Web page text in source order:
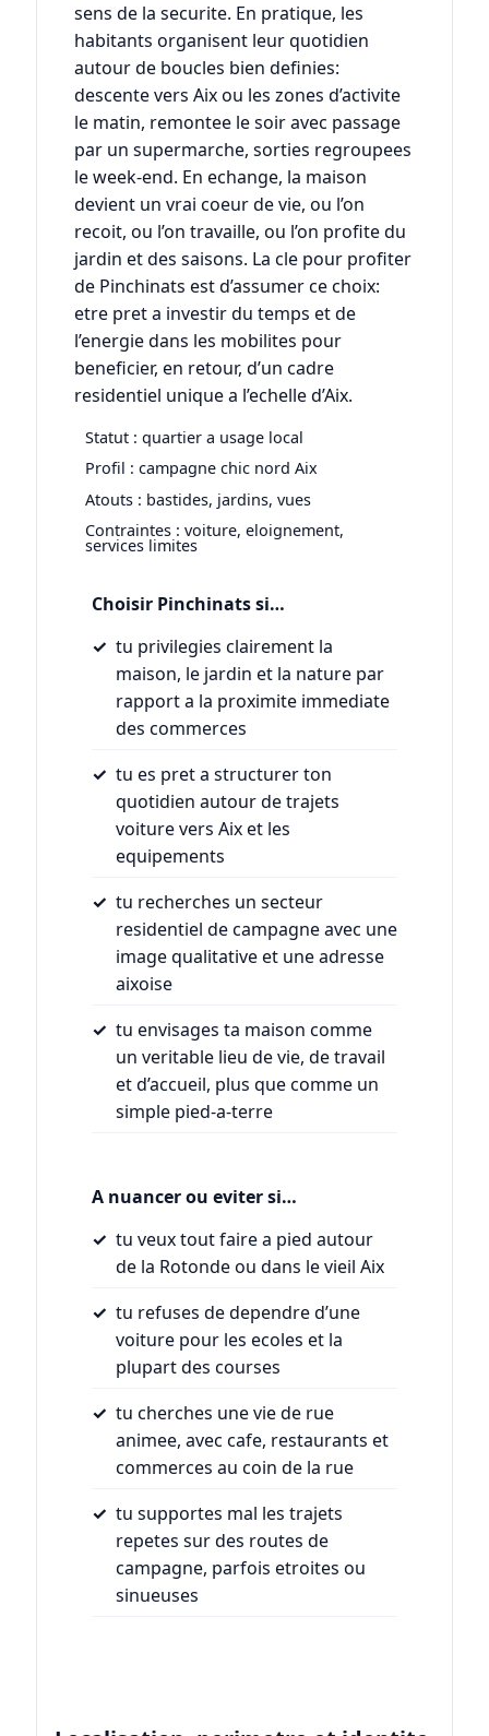
sens de la securite. En pratique, les
habitants organisent leur quotidien
autour de boucles bien definies:
descente vers Aix ou les zones d’activite
le matin, remontee le soir avec passage
par un supermarche, sorties regroupees
le week-end. En echange, la maison
devient un vrai coeur de vie, ou l’on
recoit, ou l’on travaille, ou l’on profite du
jardin et des saisons. La cle pour profiter
de Pinchinats est d’assumer ce choix:
etre pret a investir du temps et de
l’energie dans les mobilites pour
beneficier, en retour, d’un cadre
residentiel unique a l’echelle d’Aix.
Statut : quartier a usage local
Profil : campagne chic nord Aix
Atouts : bastides, jardins, vues
Contraintes : voiture, eloignement,
services limites
Choisir Pinchinats si…
tu privilegies clairement la
maison, le jardin et la nature par
rapport a la proximite immediate
des commerces
tu es pret a structurer ton
quotidien autour de trajets
voiture vers Aix et les
equipements
tu recherches un secteur
residentiel de campagne avec une
image qualitative et une adresse
aixoise
tu envisages ta maison comme
un veritable lieu de vie, de travail
et d’accueil, plus que comme un
simple pied-a-terre
A nuancer ou eviter si…
tu veux tout faire a pied autour
de la Rotonde ou dans le vieil Aix
tu refuses de dependre d’une
voiture pour les ecoles et la
plupart des courses
tu cherches une vie de rue
animee, avec cafe, restaurants et
commerces au coin de la rue
tu supportes mal les trajets
repetes sur des routes de
campagne, parfois etroites ou
sinueuses